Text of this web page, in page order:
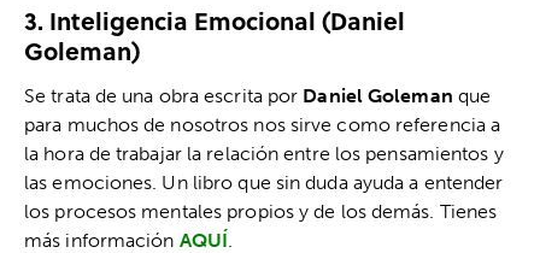
3. Inteligencia Emocional (Daniel
Goleman)
Se trata de una obra escrita por Daniel Goleman que
para muchos de nosotros nos sirve como referencia a
la hora de trabajar la relación entre los pensamientos y
las emociones. Un libro que sin duda ayuda a entender
los procesos mentales propios y de los demás. Tienes
más información AQUÍ.